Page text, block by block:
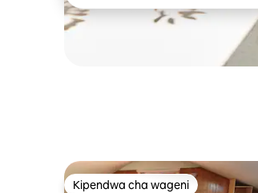
Kipendwa cha wageni